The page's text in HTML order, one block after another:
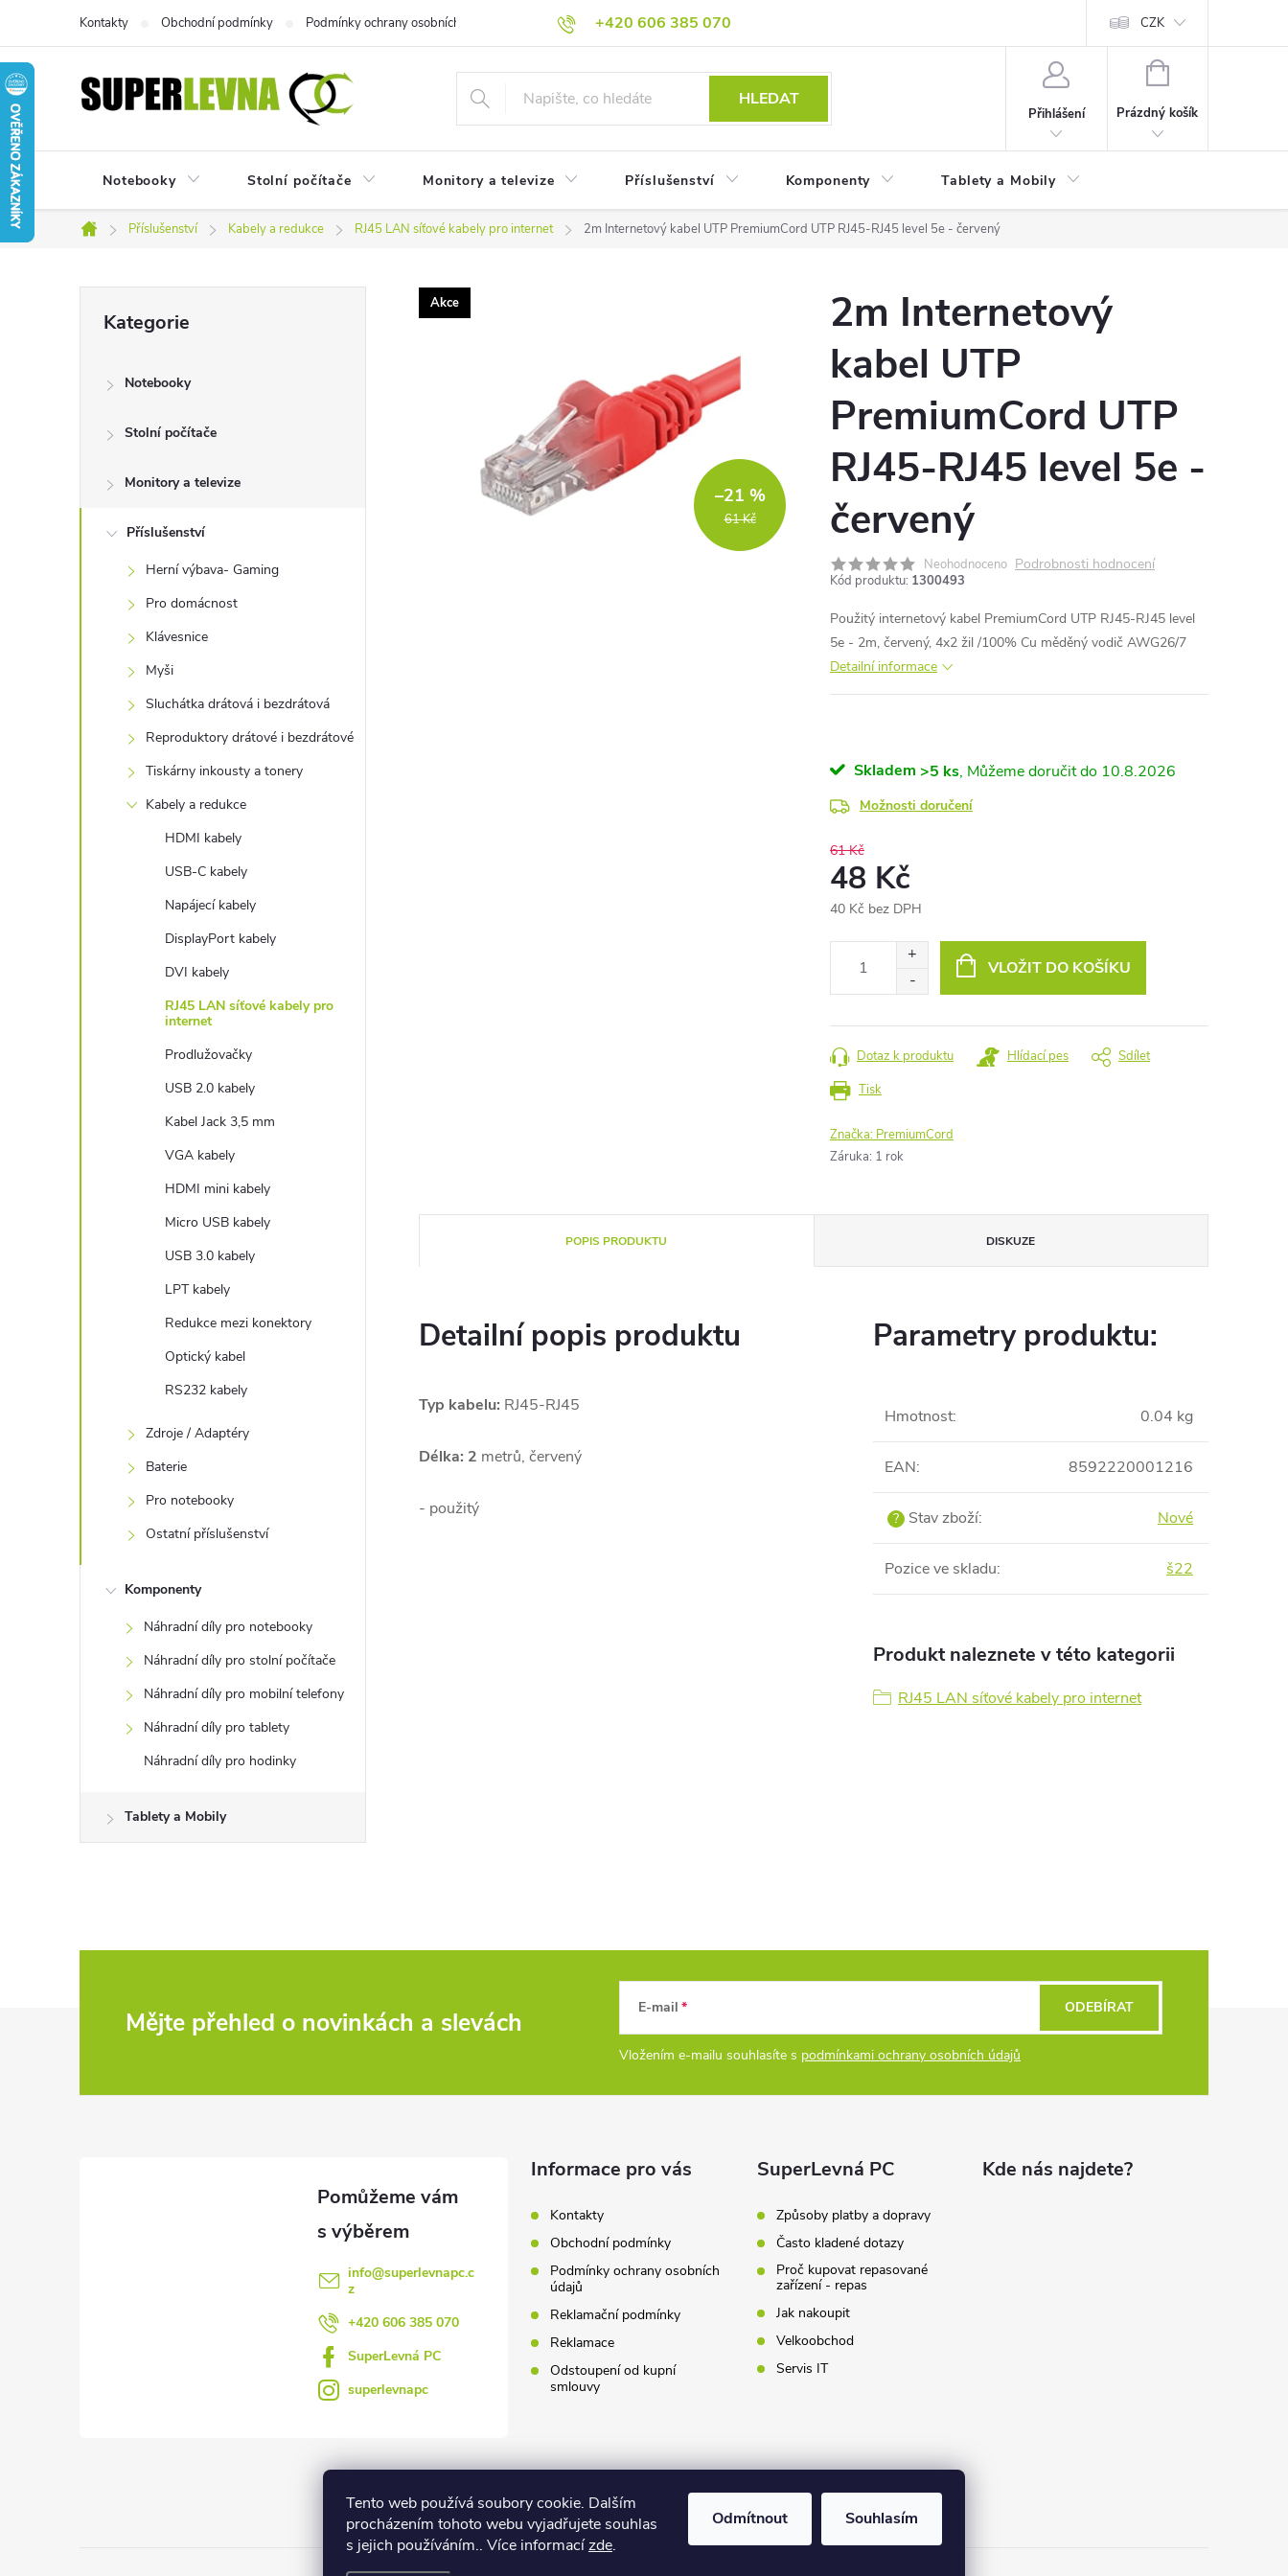
Tento web používá soubory cookie. Dalším
procházením tohoto webu vyjadřujete souhlas
s jejich používáním.. Více informacízde.
Odmítnout Souhlasím
obsah
+420 606 385 070
Kontakty Obchodní podmínky Podmínky ochrany osobních údajů Reklamační podmínky Reklamace CZK
HLEDAT
Přihlášení
NÁKUPNÍ
Prázdný košík
Notebooky Stolní počítače Monitory a televize Příslušenství Komponenty Tablety a Mobily
Domů
Příslušenství Kabely a redukce RJ45 LAN síťové kabely pro internet 2m Internetový kabel UTP PremiumCord UTP RJ45-RJ45 level 5e - červený
r
kategorie
Kategorie
Notebooky
Stolní počítače
Monitory a televize
Příslušenství
Herní výbava- Gaming
Pro domácnost
Klávesnice
Myši
Sluchátka drátová i bezdrátová
Reproduktory drátové i bezdrátové
Tiskárny inkousty a tonery
Kabely a redukce
HDMI kabely
USB-C kabely
Napájecí kabely
DisplayPort kabely
DVI kabely
RJ45 LAN síťové kabely pro
internet
Prodlužovačky
USB 2.0 kabely
Kabel Jack 3,5 mm
VGA kabely
HDMI mini kabely
Micro USB kabely
USB 3.0 kabely
LPT kabely
Redukce mezi konektory
Optický kabel
RS232 kabely
Zdroje / Adaptéry
Baterie
Pro notebooky
Ostatní příslušenství
Komponenty
Náhradní díly pro notebooky
Náhradní díly pro stolní počítače
Náhradní díly pro mobilní telefony
Náhradní díly pro tablety
Náhradní díly pro hodinky
Tablety a Mobily
Akce
61 Kč
–21 %
2m Internetový
kabel UTP
PremiumCord UTP
RJ45-RJ45 level 5e -
červený
Neohodnoceno Podrobnosti hodnocení
Kód produktu: 1300493
Použitý internetový kabel PremiumCord UTP RJ45-RJ45 level
5e - 2m, červený, 4x2 žil /100% Cu měděný vodič AWG26/7
Detailní informace
Skladem >5 ks 10.8.2026
Možnosti doručení
61 Kč
48 Kč
40 Kč bez DPH
VLOŽIT DO KOŠÍKU
Tisk
Dotaz k produktu Hlídací pes Sdílet
Značka: PremiumCord
Záruka: 1 rok
POPIS PRODUKTU DISKUZE
Detailní popis produktu
Typ kabelu: RJ45-RJ45
Délka: 2 metrů, červený
- použitý
Parametry produktu:
Hmotnost: 0.04 kg
EAN: 8592220001216
? Stav zboží: Nové
Pozice ve skladu: š22
Produkt naleznete v této kategorii
RJ45 LAN síťové kabely pro internet
Mějte přehled o novinkách a slevách E-mail
Vložením e-mailu souhlasíte s podmínkami ochrany osobních údajů
ODEBÍRAT
info@superlevnapc.c
z
+420 606 385 070
SuperLevná PC
superlevnapc
Informace pro vás
Kontakty
Obchodní podmínky
Podmínky ochrany osobních
údajů
Reklamační podmínky
Reklamace
Odstoupení od kupní
smlouvy
SuperLevná PC
Způsoby platby a dopravy
Často kladené dotazy
Proč kupovat repasované
zařízení - repas
Jak nakoupit
Velkoobchod
Servis IT
Kde nás najdete?